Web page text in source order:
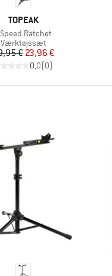
MÆRKE
TOPEAK
Speed Ratchet
Produktgruppe
Værktøjssæt
Pris
€Nedsat pris
23,96 €
0,0(0)